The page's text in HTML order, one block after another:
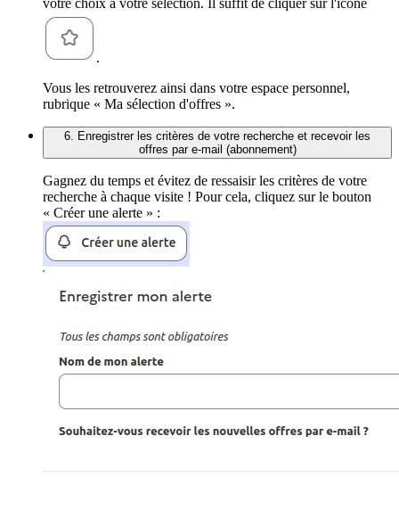
.
Vous les retrouverez ainsi dans votre espace personnel,
rubrique « Ma sélection d'offres ».
6. Enregistrer les critères de votre recherche et recevoir les
offres par e-mail (abonnement)
Gagnez du temps et évitez de ressaisir les critères de votre
recherche à chaque visite ! Pour cela, cliquez sur le bouton
« Créer une alerte » :